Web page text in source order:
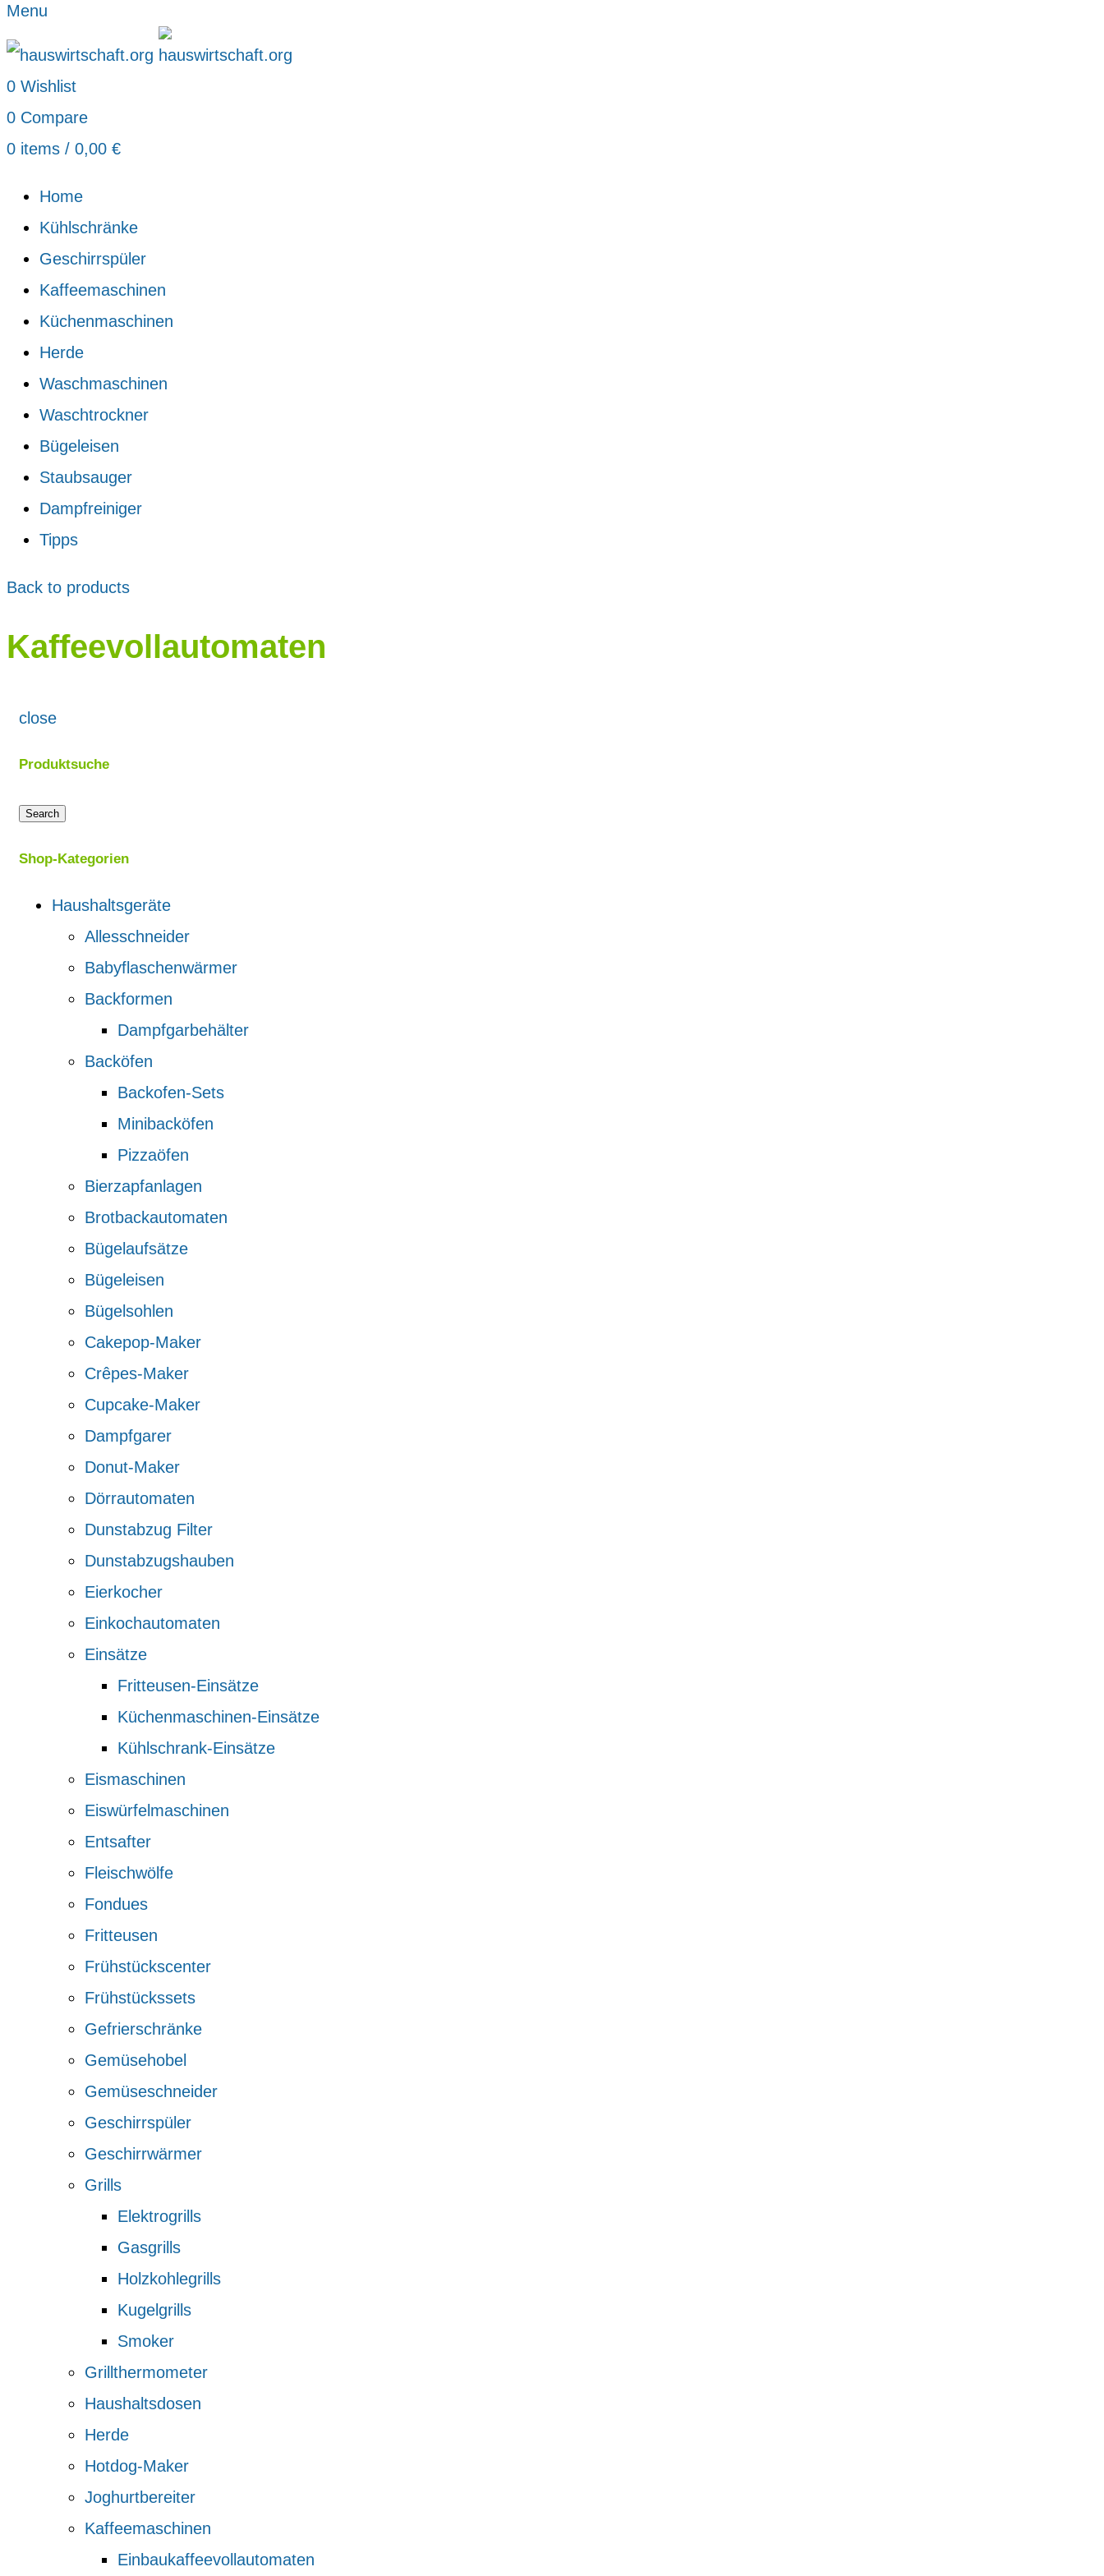
Menu
0 Wishlist
0 Compare
0 items / 0,00 €
Home
Kühlschränke
Geschirrspüler
Kaffeemaschinen
Küchenmaschinen
Herde
Waschmaschinen
Waschtrockner
Bügeleisen
Staubsauger
Dampfreiniger
Tipps
Back to products
Kaffeevollautomaten
close
Produktsuche
Search
Shop-Kategorien
Haushaltsgeräte
Allesschneider
Babyflaschenwärmer
Backformen
Dampfgarbehälter
Backöfen
Backofen-Sets
Minibacköfen
Pizzaöfen
Bierzapfanlagen
Brotbackautomaten
Bügelaufsätze
Bügeleisen
Bügelsohlen
Cakepop-Maker
Crêpes-Maker
Cupcake-Maker
Dampfgarer
Donut-Maker
Dörrautomaten
Dunstabzug Filter
Dunstabzugshauben
Eierkocher
Einkochautomaten
Einsätze
Fritteusen-Einsätze
Küchenmaschinen-Einsätze
Kühlschrank-Einsätze
Eismaschinen
Eiswürfelmaschinen
Entsafter
Fleischwölfe
Fondues
Fritteusen
Frühstückscenter
Frühstückssets
Gefrierschränke
Gemüsehobel
Gemüseschneider
Geschirrspüler
Geschirrwärmer
Grills
Elektrogrills
Gasgrills
Holzkohlegrills
Kugelgrills
Smoker
Grillthermometer
Haushaltsdosen
Herde
Hotdog-Maker
Joghurtbereiter
Kaffeemaschinen
Einbaukaffeevollautomaten